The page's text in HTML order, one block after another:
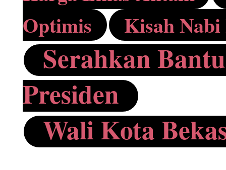
fogging saja
Fahmi Firmansah.
Optimis
Kisah
Serahkan
Presiden
Wali Kota